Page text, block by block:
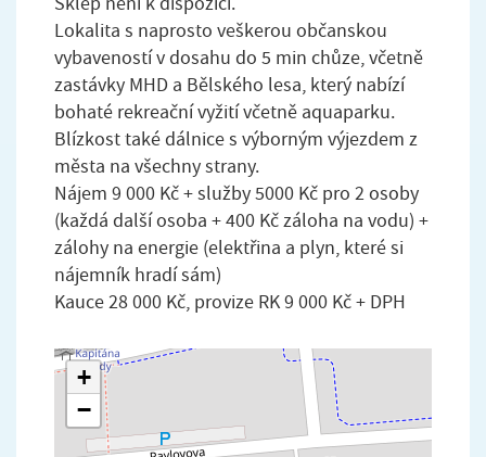
Lokalita s naprosto veškerou občanskou
vybaveností v dosahu do 5 min chůze, včetně
zastávky MHD a Bělského lesa, který nabízí
bohaté rekreační vyžití včetně aquaparku.
Blízkost také dálnice s výborným výjezdem z
města na všechny strany.
Nájem 9 000 Kč + služby 5000 Kč pro 2 osoby
(každá další osoba + 400 Kč záloha na vodu) +
zálohy na energie (elektřina a plyn, které si
nájemník hradí sám)
Kauce 28 000 Kč, provize RK 9 000 Kč + DPH
+
−